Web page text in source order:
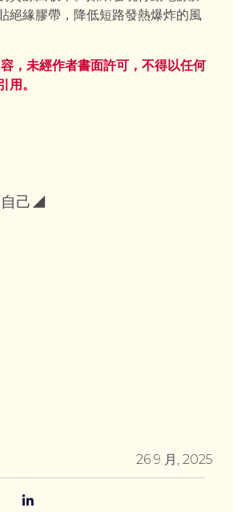
絕緣膠帶，降低短路發熱爆炸的風
，未經作者書面許可，不得以任何
用。
己◢
26 9 月, 2025